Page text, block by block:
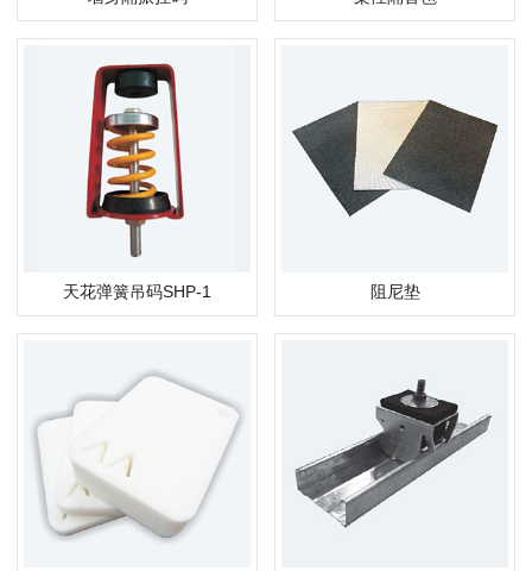
天花弹簧吊码SHP-1 阻尼垫